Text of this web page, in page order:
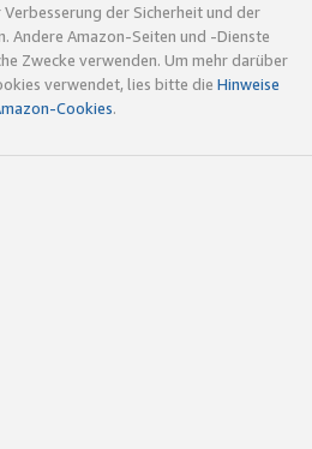
der Sicherheit und der
Andere Amazon-Seiten und -Dienste
Zwecke verwenden. Um mehr darüber
verwendet, lies bitte die Hinweise
Cookies.